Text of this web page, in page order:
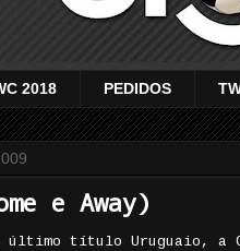
2018 PEDIDOS
e Away)
último título Uruguaio, a